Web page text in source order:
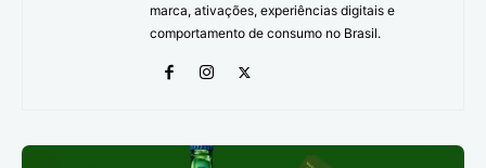
marca, ativações, experiências digitais e
comportamento de consumo no Brasil.